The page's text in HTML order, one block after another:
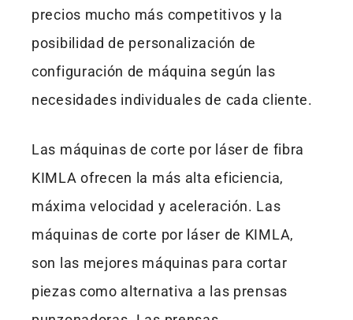
precios mucho más competitivos y la
posibilidad de personalización de
configuración de máquina según las
necesidades individuales de cada cliente.
Las máquinas de corte por láser de fibra
KIMLA ofrecen la más alta eficiencia,
máxima velocidad y aceleración. Las
máquinas de corte por láser de KIMLA,
son las mejores máquinas para cortar
piezas como alternativa a las prensas